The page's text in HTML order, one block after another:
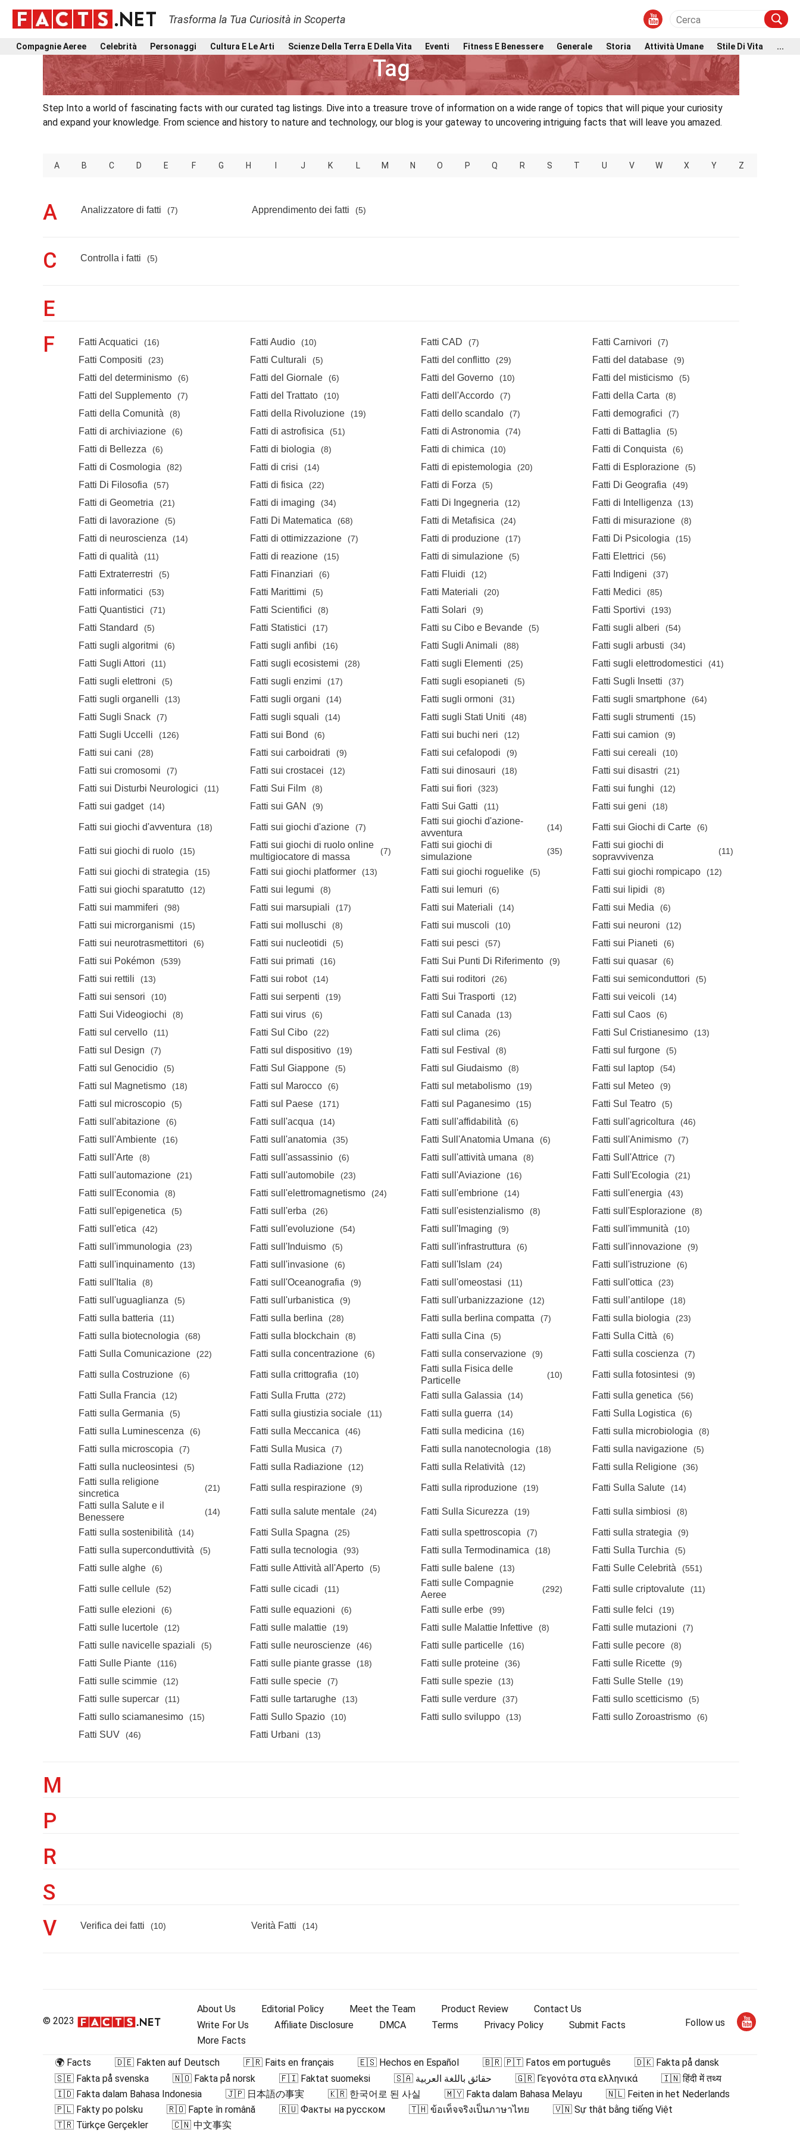
Trasforma la Tua Curiosità in Scoperta
Compagnie Aeree Celebrità Personaggi Cultura E Le Arti Scienze Della Terra E Della Vita Eventi Fitness E Benessere Generale Storia Attività Umane Stile Di Vita ...
Tag
Step Into a world of fascinating facts with our curated tag listings. Dive into a treasure trove of information on a wide range of topics that will pique your curiosity
and expand your knowledge. From science and history to nature and technology, our blog is your gateway to uncovering intriguing facts that will leave you amazed.
A B C D E F G H J K L M N O P Q R S T U V W X Y Z
A Analizzatore di fatti (7) Apprendimento dei fatti (5)
C Controlla i fatti (5)
E
F
Fatti Acquatici (16) Fatti Audio (10) Fatti CAD (7) Fatti Carnivori (7)
Fatti Compositi (23) Fatti Culturali (5) Fatti del conflitto (29) Fatti del database (9)
Fatti del determinismo (6) Fatti del Giornale (6) Fatti del Governo (10) Fatti del misticismo (5)
Fatti del Supplemento (7) Fatti del Trattato (10) Fatti dell'Accordo (7) Fatti della Carta (8)
Fatti della Comunità (8) Fatti della Rivoluzione (19) Fatti dello scandalo (7) Fatti demografici (7)
Fatti di archiviazione (6) Fatti di astrofisica (51) Fatti di Astronomia (74) Fatti di Battaglia (5)
Fatti di Bellezza (6) Fatti di biologia (8) Fatti di chimica (10) Fatti di Conquista (6)
Fatti di Cosmologia (82) Fatti di crisi (14) Fatti di epistemologia (20) Fatti di Esplorazione (5)
Fatti Di Filosofia (57) Fatti di fisica (22) Fatti di Forza (5) Fatti Di Geografia (49)
Fatti di Geometria (21) Fatti di imaging (34) Fatti Di Ingegneria (12) Fatti di Intelligenza (13)
Fatti di lavorazione (5) Fatti Di Matematica (68) Fatti di Metafisica (24) Fatti di misurazione (8)
Fatti di neuroscienza (14) Fatti di ottimizzazione (7) Fatti di produzione (17) Fatti Di Psicologia (15)
Fatti di qualità (11) Fatti di reazione (15) Fatti di simulazione (5) Fatti Elettrici (56)
Fatti Extraterrestri (5) Fatti Finanziari (6) Fatti Fluidi (12) Fatti Indigeni (37)
Fatti informatici (53) Fatti Marittimi (5) Fatti Materiali (20) Fatti Medici (85)
Fatti Quantistici (71) Fatti Scientifici (8) Fatti Solari (9) Fatti Sportivi (193)
Fatti Standard (5) Fatti Statistici (17) Fatti su Cibo e Bevande (5) Fatti sugli alberi (54)
Fatti sugli algoritmi (6) Fatti sugli anfibi (16) Fatti Sugli Animali (88) Fatti sugli arbusti (34)
Fatti Sugli Attori (11) Fatti sugli ecosistemi (28) Fatti sugli Elementi (25) Fatti sugli elettrodomestici (41)
Fatti sugli elettroni (5) Fatti sugli enzimi (17) Fatti sugli esopianeti (5) Fatti Sugli Insetti (37)
Fatti sugli organelli (13) Fatti sugli organi (14) Fatti sugli ormoni (31) Fatti sugli smartphone (64)
Fatti Sugli Snack (7) Fatti sugli squali (14) Fatti sugli Stati Uniti (48) Fatti sugli strumenti (15)
Fatti Sugli Uccelli (126) Fatti sui Bond (6) Fatti sui buchi neri (12) Fatti sui camion (9)
Fatti sui cani (28) Fatti sui carboidrati (9) Fatti sui cefalopodi (9) Fatti sui cereali (10)
Fatti sui cromosomi (7) Fatti sui crostacei (12) Fatti sui dinosauri (18) Fatti sui disastri (21)
Fatti sui Disturbi Neurologici (11) Fatti Sui Film (8) Fatti sui fiori (323) Fatti sui funghi (12)
Fatti sui gadget (14) Fatti sui GAN (9) Fatti Sui Gatti (11) Fatti sui geni (18)
Fatti sui giochi d'avventura (18) Fatti sui giochi d'azione (7)
Fatti sui giochi d'azione-
avventura
(14) Fatti sui Giochi di Carte (6)
Fatti sui giochi di ruolo (15)
Fatti sui giochi di ruolo online
multigiocatore di massa
(7)
Fatti sui giochi di
simulazione
(35)
Fatti sui giochi di
sopravvivenza
(11)
Fatti sui giochi di strategia (15) Fatti sui giochi platformer (13) Fatti sui giochi roguelike (5) Fatti sui giochi rompicapo (12)
Fatti sui giochi sparatutto (12) Fatti sui legumi (8) Fatti sui lemuri (6) Fatti sui lipidi (8)
Fatti sui mammiferi (98) Fatti sui marsupiali (17) Fatti sui Materiali (14) Fatti sui Media (6)
Fatti sui microrganismi (15) Fatti sui molluschi (8) Fatti sui muscoli (10) Fatti sui neuroni (12)
Fatti sui neurotrasmettitori (6) Fatti sui nucleotidi (5) Fatti sui pesci (57) Fatti sui Pianeti (6)
Fatti sui Pokémon (539) Fatti sui primati (16) Fatti Sui Punti Di Riferimento (9) Fatti sui quasar (6)
Fatti sui rettili (13) Fatti sui robot (14) Fatti sui roditori (26) Fatti sui semiconduttori (5)
Fatti sui sensori (10) Fatti sui serpenti (19) Fatti Sui Trasporti (12) Fatti sui veicoli (14)
Fatti Sui Videogiochi (8) Fatti sui virus (6) Fatti sul Canada (13) Fatti sul Caos (6)
Fatti sul cervello (11) Fatti Sul Cibo (22) Fatti sul clima (26) Fatti Sul Cristianesimo (13)
Fatti sul Design (7) Fatti sul dispositivo (19) Fatti sul Festival (8) Fatti sul furgone (5)
Fatti sul Genocidio (5) Fatti Sul Giappone (5) Fatti sul Giudaismo (8) Fatti sul laptop (54)
Fatti sul Magnetismo (18) Fatti sul Marocco (6) Fatti sul metabolismo (19) Fatti sul Meteo (9)
Fatti sul microscopio (5) Fatti sul Paese (171) Fatti sul Paganesimo (15) Fatti Sul Teatro (5)
Fatti sull'abitazione (6) Fatti sull'acqua (14) Fatti sull'affidabilità (6) Fatti sull'agricoltura (46)
Fatti sull'Ambiente (16) Fatti sull'anatomia (35) Fatti Sull'Anatomia Umana (6) Fatti sull'Animismo (7)
Fatti sull'Arte (8) Fatti sull'assassinio (6) Fatti sull'attività umana (8) Fatti Sull'Attrice (7)
Fatti sull'automazione (21) Fatti sull'automobile (23) Fatti sull'Aviazione (16) Fatti Sull'Ecologia (21)
Fatti sull'Economia (8) Fatti sull'elettromagnetismo (24) Fatti sull'embrione (14) Fatti sull'energia (43)
Fatti sull'epigenetica (5) Fatti sull'erba (26) Fatti sull'esistenzialismo (8) Fatti sull'Esplorazione (8)
Fatti sull'etica (42) Fatti sull'evoluzione (54) Fatti sull'Imaging (9) Fatti sull'immunità (10)
Fatti sull'immunologia (23) Fatti sull'Induismo (5) Fatti sull'infrastruttura (6) Fatti sull'innovazione (9)
Fatti sull'inquinamento (13) Fatti sull'invasione (6) Fatti sull'Islam (24) Fatti sull'istruzione (6)
Fatti sull'Italia (8) Fatti sull'Oceanografia (9) Fatti sull'omeostasi (11) Fatti sull'ottica (23)
Fatti sull'uguaglianza (5) Fatti sull'urbanistica (9) Fatti sull'urbanizzazione (12) Fatti sull’antilope (18)
Fatti sulla batteria (11) Fatti sulla berlina (28) Fatti sulla berlina compatta (7) Fatti sulla biologia (23)
Fatti sulla biotecnologia (68) Fatti sulla blockchain (8) Fatti sulla Cina (5) Fatti Sulla Città (6)
Fatti Sulla Comunicazione (22) Fatti sulla concentrazione (6) Fatti sulla conservazione (9) Fatti sulla coscienza (7)
Fatti sulla Costruzione (6) Fatti sulla crittografia (10)
Fatti sulla Fisica delle
Particelle
(10) Fatti sulla fotosintesi (9)
Fatti Sulla Francia (12) Fatti Sulla Frutta (272) Fatti sulla Galassia (14) Fatti sulla genetica (56)
Fatti sulla Germania (5) Fatti sulla giustizia sociale (11) Fatti sulla guerra (14) Fatti Sulla Logistica (6)
Fatti sulla Luminescenza (6) Fatti sulla Meccanica (46) Fatti sulla medicina (16) Fatti sulla microbiologia (8)
Fatti sulla microscopia (7) Fatti Sulla Musica (7) Fatti sulla nanotecnologia (18) Fatti sulla navigazione (5)
Fatti sulla nucleosintesi (5) Fatti sulla Radiazione (12) Fatti sulla Relatività (12) Fatti sulla Religione (36)
Fatti sulla religione
sincretica
(21) Fatti sulla respirazione (9) Fatti sulla riproduzione (19) Fatti Sulla Salute (14)
Fatti sulla Salute e il
Benessere
(14) Fatti sulla salute mentale (24) Fatti Sulla Sicurezza (19) Fatti sulla simbiosi (8)
Fatti sulla sostenibilità (14) Fatti Sulla Spagna (25) Fatti sulla spettroscopia (7) Fatti sulla strategia (9)
Fatti sulla superconduttività (5) Fatti sulla tecnologia (93) Fatti sulla Termodinamica (18) Fatti Sulla Turchia (5)
Fatti sulle alghe (6) Fatti sulle Attività all'Aperto (5) Fatti sulle balene (13) Fatti Sulle Celebrità (551)
Fatti sulle cellule (52) Fatti sulle cicadi (11)
Fatti sulle Compagnie
Aeree
(292) Fatti sulle criptovalute (11)
Fatti sulle elezioni (6) Fatti sulle equazioni (6) Fatti sulle erbe (99) Fatti sulle felci (19)
Fatti sulle lucertole (12) Fatti sulle malattie (19) Fatti sulle Malattie Infettive (8) Fatti sulle mutazioni (7)
Fatti sulle navicelle spaziali (5) Fatti sulle neuroscienze (46) Fatti sulle particelle (16) Fatti sulle pecore (8)
Fatti Sulle Piante (116) Fatti sulle piante grasse (18) Fatti sulle proteine (36) Fatti sulle Ricette (9)
Fatti sulle scimmie (12) Fatti sulle specie (7) Fatti sulle spezie (13) Fatti Sulle Stelle (19)
Fatti sulle supercar (11) Fatti sulle tartarughe (13) Fatti sulle verdure (37) Fatti sullo scetticismo (5)
Fatti sullo sciamanesimo (15) Fatti Sullo Spazio (10) Fatti sullo sviluppo (13) Fatti sullo Zoroastrismo (6)
Fatti SUV (46) Fatti Urbani (13)
M
P
R
S
V
Verifica dei fatti (10) Verità Fatti (14)
© 2023
About Us Editorial Policy Meet the Team Product Review
Contact Us
Write For Us
Affiliate Disclosure DMCA Terms Privacy Policy
Submit Facts
More Facts
Follow us
🌍 Facts 🇩🇪 Fakten auf Deutsch 🇫🇷 Faits en français 🇪🇸 Hechos en Español 🇧🇷 🇵🇹 Fatos em português
🇩🇰 Fakta på dansk
🇸🇪 Fakta på svenska
🇳🇴 Fakta på norsk 🇫🇮 Faktat suomeksi 🇸🇦 حقائق باللغة العربية 🇬🇷 Γεγονότα στα ελληνικά
🇮🇳 हिंदी में तथ्य
🇮🇩 Fakta dalam Bahasa Indonesia
🇯🇵 日本語の事実 🇰🇷 한국어로 된 사실 🇲🇾 Fakta dalam Bahasa Melayu
🇳🇱 Feiten in het Nederlands
🇵🇱 Fakty po polsku
🇷🇴 Fapte în română 🇷🇺 Факты на русском 🇹🇭 ข้อเท็จจริงเป็นภาษาไทย
🇻🇳 Sự thật bằng tiếng Việt
🇹🇷 Türkçe Gerçekler
🇨🇳 中文事实